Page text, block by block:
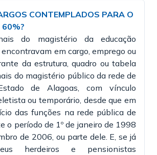
CONTEMPLADOS PARA O
60%?
do magistério da educação
em cargo, emprego ou
da estrutura, quadro ou tabela
do magistério público da rede de
de Alagoas, com vínculo
ou temporário, desde que em
das funções na rede pública de
o período de 1º de janeiro de 1998
de 2006, ou parte dele. E, se já
herdeiros e pensionistas